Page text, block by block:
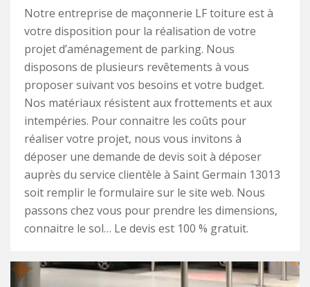
Notre entreprise de maçonnerie LF toiture est à
votre disposition pour la réalisation de votre
projet d’aménagement de parking. Nous
disposons de plusieurs revêtements à vous
proposer suivant vos besoins et votre budget.
Nos matériaux résistent aux frottements et aux
intempéries. Pour connaitre les coûts pour
réaliser votre projet, nous vous invitons à
déposer une demande de devis soit à déposer
auprès du service clientèle à Saint Germain 13013
soit remplir le formulaire sur le site web. Nous
passons chez vous pour prendre les dimensions,
connaitre le sol… Le devis est 100 % gratuit.